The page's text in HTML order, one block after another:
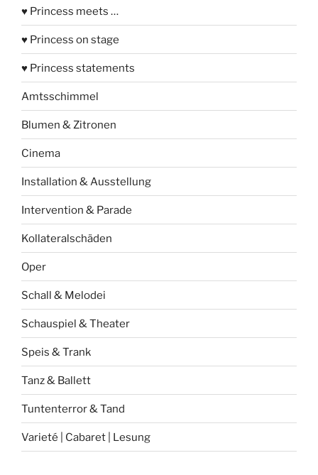
♥ Princess meets …
♥ Princess on stage
♥ Princess statements
Amtsschimmel
Blumen & Zitronen
Cinema
Installation & Ausstellung
Intervention & Parade
Kollateralschäden
Oper
Schall & Melodei
Schauspiel & Theater
Speis & Trank
Tanz & Ballett
Tuntenterror & Tand
Varieté | Cabaret | Lesung